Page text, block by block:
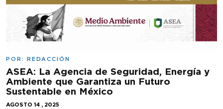
POR: REDACCIÓN
ASEA: La Agencia de Seguridad, Energía y
Ambiente que Garantiza un Futuro
Sustentable en México
AGOSTO 14 , 2025